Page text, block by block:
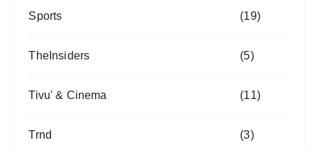
Sports (19)
TheInsiders (5)
Tivu' & Cinema (11)
Trnd (3)